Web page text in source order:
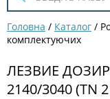
Головна / Каталог /
комплектуючих
ЛЕЗВИЕ
2140/3040 (TN